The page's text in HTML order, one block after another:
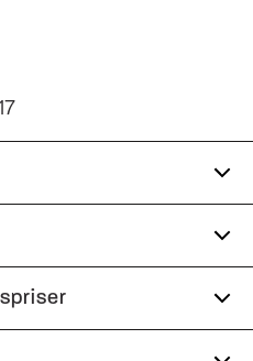
venstre side.